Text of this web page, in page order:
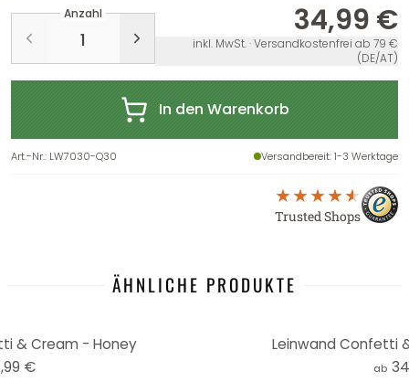
Anzahl 34,99 €
inkl. MwSt. · Versandkostenfrei ab 79 €
(DE/AT)
In den Warenkorb
Art.-Nr.: LW7030-Q30 Versandbereit: 1-3 Werktage
Trusted Shops
ÄHNLICHE PRODUKTE
& Cream - Honey
€
Leinwand Confetti
ab